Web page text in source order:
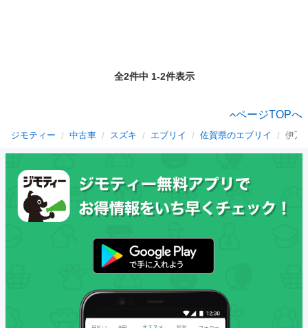
全2件中 1-2件表示
ページTOPへ
ジモティー 中古車 スズキ エブリイ 佐賀県のエブリイ 伊万